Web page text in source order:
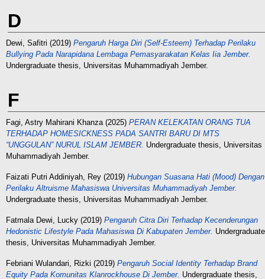
D
Dewi, Safitri (2019) Pengaruh Harga Diri (Self-Esteem) Terhadap Perilaku
Bullying Pada Narapidana Lembaga Pemasyarakatan Kelas Iia Jember.
Undergraduate thesis, Universitas Muhammadiyah Jember.
F
Fagi, Astry Mahirani Khanza(2025) PERAN KELEKATAN ORANG TUA
TERHADAP HOMESICKNESS PADA SANTRI BARU DI MTS
“UNGGULAN” NURUL ISLAM JEMBER. Undergraduate thesis, Universitas
Muhammadiyah Jember.
Faizati Putri Addiniyah, Rey (2019) Hubungan Suasana Hati (Mood) Dengan
Perilaku Altruisme Mahasiswa Universitas Muhammadiyah Jember.
Undergraduate thesis, Universitas Muhammadiyah Jember.
Fatmala Dewi, Lucky (2019) Pengaruh Citra Diri Terhadap Kecenderungan
Hedonistic Lifestyle Pada Mahasiswa Di Kabupaten Jember. Undergraduate
thesis, Universitas Muhammadiyah Jember.
Febriani Wulandari, Rizki (2019) Pengaruh Social Identity Terhadap Brand
Equity Pada Komunitas Klanrockhouse Di Jember. Undergraduate thesis,